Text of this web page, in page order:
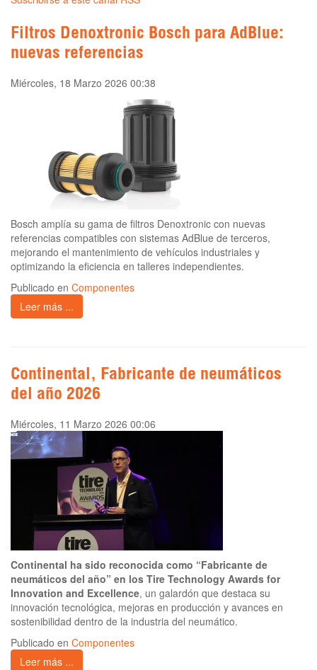
Filtros Denoxtronic Bosch para AdBlue:
nuevas referencias
Miércoles, 18 Marzo 2026 00:38
Bosch amplía su gama de filtros Denoxtronic con nuevas
referencias compatibles con sistemas AdBlue de terceros,
mejorando el mantenimiento de vehículos industriales y
optimizando la eficiencia en talleres independientes.
Publicado en Componentes
Leer más ...
Continental, Fabricante de neumáticos
del año 2026
Miércoles, 11 Marzo 2026 00:06
Continental ha sido reconocida como “Fabricante de
neumáticos del año” en los Tire Technology Awards for
Innovation and Excellence, un galardón que destaca su
innovación tecnológica, mejoras en producción y avances en
sostenibilidad dentro de la industria del neumático.
Publicado en Componentes
Leer más ...